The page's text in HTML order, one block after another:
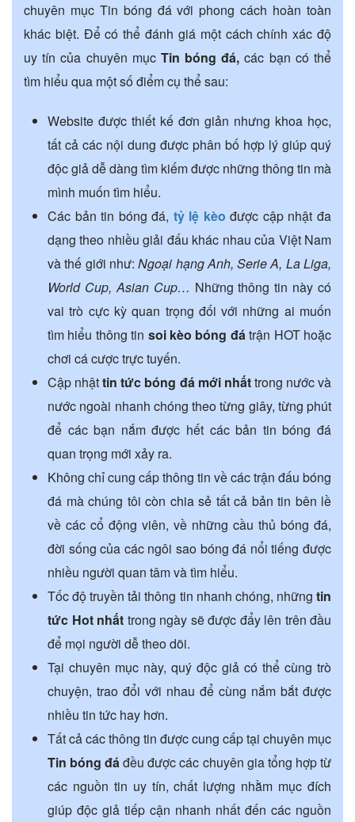
chuyên mục Tin bóng đá với phong cách hoàn toàn
khác biệt. Để có thể đánh giá một cách chính xác độ
uy tín của chuyên mục Tin bóng đá, các bạn có thể
tìm hiểu qua một số điểm cụ thể sau:
Website được thiết kế đơn giản nhưng khoa học,
tất cả các nội dung được phân bố hợp lý giúp quý
độc giả dễ dàng tìm kiếm được những thông tin mà
mình muốn tìm hiểu.
Các bản tin bóng đá, tỷ lệ kèo được cập nhật đa
dạng theo nhiều giải đấu khác nhau của Việt Nam
và thế giới như:Ngoại hạng Anh, Serie A, La Liga,
World Cup, Asian Cup… Những thông tin này có
vai trò cực kỳ quan trọng đối với những ai muốn
tìm hiểu thông tin soi kèo bóng đátrận HOT hoặc
chơi cá cược trực tuyến.
Cập nhậttin tức bóng đá mới nhấttrong nước và
nước ngoài nhanh chóng theo từng giây, từng phút
để các bạn nắm được hết các bản tin bóng đá
quan trọng mới xảy ra.
Không chỉ cung cấp thông tin về các trận đấu bóng
đá mà chúng tôi còn chia sẻ tất cả bản tin bên lề
về các cổ động viên, về những cầu thủ bóng đá,
đời sống của các ngôi sao bóng đá nổi tiếng được
nhiều người quan tâm và tìm hiểu.
Tốc độ truyền tải thông tin nhanh chóng, những tin
tức Hot nhất trong ngày sẽ được đẩy lên trên đầu
để mọi người dễ theo dõi.
Tại chuyên mục này, quý độc giả có thể cùng trò
chuyện, trao đổi với nhau để cùng nắm bắt được
nhiều tin tức hay hơn.
Tất cả các thông tin được cung cấp tại chuyên mục
Tin bóng đáđều được các chuyên gia tổng hợp từ
các nguồn tin uy tín, chất lượng nhằm mục đích
giúp độc giả tiếp cận nhanh nhất đến các nguồn